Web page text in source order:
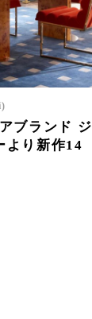
ブランド ジ
より新作14